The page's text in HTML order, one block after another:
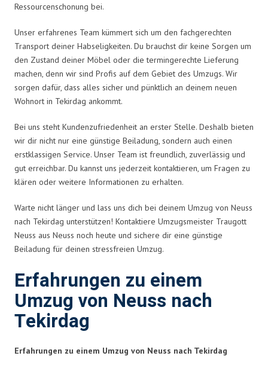
Ressourcenschonung bei.
Unser erfahrenes Team kümmert sich um den fachgerechten
Transport deiner Habseligkeiten. Du brauchst dir keine Sorgen um
den Zustand deiner Möbel oder die termingerechte Lieferung
machen, denn wir sind Profis auf dem Gebiet des Umzugs. Wir
sorgen dafür, dass alles sicher und pünktlich an deinem neuen
Wohnort in Tekirdag ankommt.
Bei uns steht Kundenzufriedenheit an erster Stelle. Deshalb bieten
wir dir nicht nur eine günstige Beiladung, sondern auch einen
erstklassigen Service. Unser Team ist freundlich, zuverlässig und
gut erreichbar. Du kannst uns jederzeit kontaktieren, um Fragen zu
klären oder weitere Informationen zu erhalten.
Warte nicht länger und lass uns dich bei deinem Umzug von Neuss
nach Tekirdag unterstützen! Kontaktiere Umzugsmeister Traugott
Neuss aus Neuss noch heute und sichere dir eine günstige
Beiladung für deinen stressfreien Umzug.
Erfahrungen zu einem
Umzug von Neuss nach
Tekirdag
Erfahrungen zu einem Umzug von Neuss nach Tekirdag